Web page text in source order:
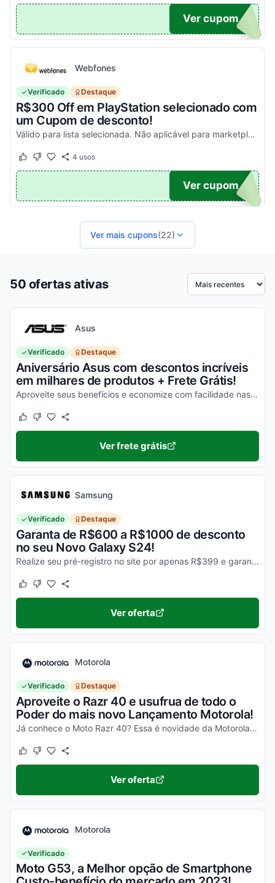
OFF
Ver cupom
Webfones
Verificado Destaque
R$300 Off em PlayStation selecionado com
um Cupom de desconto!
Válido para lista selecionada. Não aplicável para marketplace. Aproveite!
Este cupom funcionou
Este cupom não funcionou
4 usos
FF
Ver cupom
Ver mais cupons(22)
50 ofertas ativas Ordenar por
Asus
Verificado Destaque
Aniversário Asus com descontos incríveis
em milhares de produtos + Frete Grátis!
Aproveite seus benefícios e economize com facilidade nas suas compras!
Este cupom funcionou
Este cupom não funcionou
Ver frete grátis
Samsung
Verificado Destaque
Garanta de R$600 a R$1000 de desconto
no seu Novo Galaxy S24!
Realize seu pré-registro no site por apenas R$399 e garanta esse desconto imperdível na sua compra!
Este cupom funcionou
Este cupom não funcionou
Ver oferta
Motorola
Verificado Destaque
Aproveite o Razr 40 e usufrua de todo o
Poder do mais novo Lançamento Motorola!
Já conhece o Moto Razr 40? Essa é novidade da Motorola, um celular impecável, com um desempenho incrível e que ainda dobra! Não perca a chance de garantir o seu e aproveite os desc...
Este cupom funcionou
Este cupom não funcionou
Ver oferta
Motorola
Verificado
Moto G53, a Melhor opção de Smartphone